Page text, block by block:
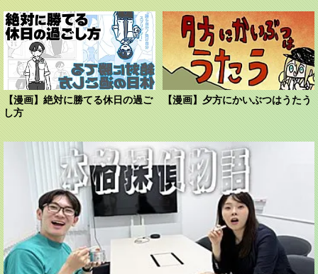
【漫画】絶対に勝てる休日の過ご
し方
【漫画】夕方にかいぶつはうたう